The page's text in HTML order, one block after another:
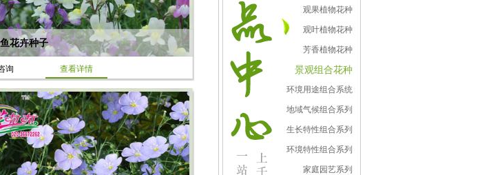
花卉种子
询 查看详情
观果植物花种
观叶植物花种
芳香植物花种
景观组合花种
环境用途组合系统
地域气候组合系列
生长特性组合系列
环境特性组合系列
家庭园艺系列